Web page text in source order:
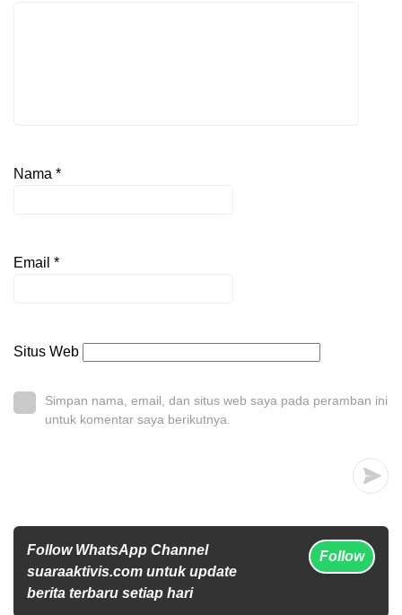
Nama *
Email *
Situs Web
Simpan nama, email, dan situs web saya pada peramban ini
untuk komentar saya berikutnya.
Follow WhatsApp Channel
suaraaktivis.com untuk update
berita terbaru setiap hari
Follow